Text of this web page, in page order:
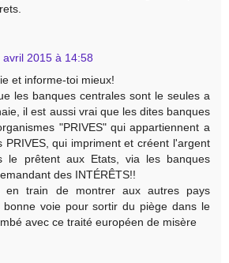
avril 2015 à 14:58
et informe-toi mieux!
les banques centrales sont le seules a
il est aussi vrai que les dites banques
"PRIVES" qui appartiennent a
PRIVES, qui impriment et créent l'argent
le prêtent aux Etats, via les banques
des INTÉRÊTS!!
en train de montrer aux autres pays
bonne voie pour sortir du piège dans le
avec ce traité européen de misère